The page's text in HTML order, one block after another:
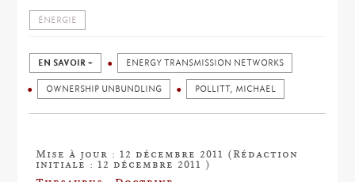
ÉNERGIE
EN SAVOIR + ENERGY TRANSMISSION NETWORKS
OWNERSHIP UNBUNDLING POLLITT, MICHAEL
Mise à jour : 12 décembre 2011 (Rédaction
initiale : 12 décembre 2011 )